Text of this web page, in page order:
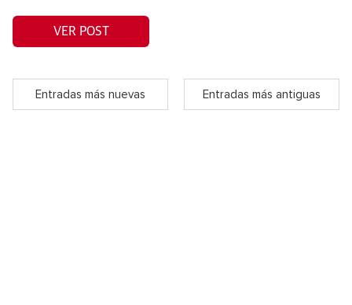
VER POST
Entradas más nuevas Entradas más antiguas